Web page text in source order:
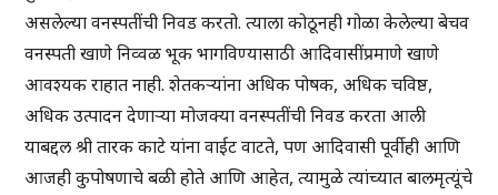
असलेल्या वनस्पतींची निवड करतो. त्याला कोठूनही गोळा केलेल्या बेचव
वनस्पती खाणे निव्वळ भूक भागविण्यासाठी आदिवासींप्रमाणे खाणे
आवश्यक राहात नाही. शेतकऱ्यांना अधिक पोषक, अधिक चविष्ठ,
अधिक उत्पादन देणाऱ्या मोजक्या वनस्पतींची निवड करता आली
याबद्दल श्री तारक काटे यांना वाईट वाटते, पण आदिवासी पूर्वीही आणि
आजही कुपोषणाचे बळी होते आणि आहेत, त्यामुळे त्यांच्यात बालमृत्यूंचे